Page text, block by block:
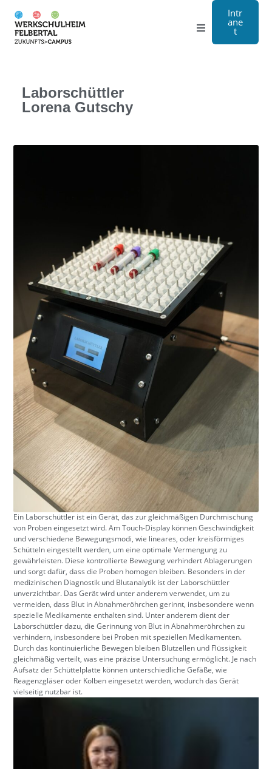
Handwerk
EN
Intr
ane
t
Laborschüttler
Lorena Gutschy
Ein Laborschüttler ist ein Gerät, das zur gleichmäßigen Durchmischung
von Proben eingesetzt wird. Am Touch-Display können Geschwindigkeit
und verschiedene Bewegungsmodi, wie lineares, oder kreisförmiges
Schütteln eingestellt werden, um eine optimale Vermengung zu
gewährleisten. Diese kontrollierte Bewegung verhindert Ablagerungen
und sorgt dafür, dass die Proben homogen bleiben. Besonders in der
medizinischen Diagnostik und Blutanalytik ist der Laborschüttler
unverzichtbar. Das Gerät wird unter anderem verwendet, um zu
vermeiden, dass Blut in Abnahmeröhrchen gerinnt, insbesondere wenn
spezielle Medikamente enthalten sind. Unter anderem dient der
Laborschüttler dazu, die Gerinnung von Blut in Abnahmeröhrchen zu
verhindern, insbesondere bei Proben mit speziellen Medikamenten.
Durch das kontinuierliche Bewegen bleiben Blutzellen und Flüssigkeit
gleichmäßig verteilt, was eine präzise Untersuchung ermöglicht. Je nach
Aufsatz der Schüttelplatte können unterschiedliche Gefäße, wie
Reagenzgläser oder Kolben eingesetzt werden, wodurch das Gerät
vielseitig nutzbar ist.